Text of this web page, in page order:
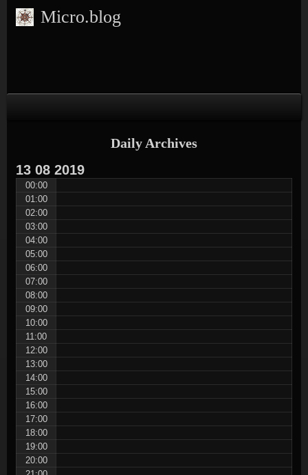
Micro.blog
Daily Archives
13 08 2019
00:00
01:00
02:00
03:00
04:00
05:00
06:00
07:00
08:00
09:00
10:00
11:00
12:00
13:00
14:00
15:00
16:00
17:00
18:00
19:00
20:00